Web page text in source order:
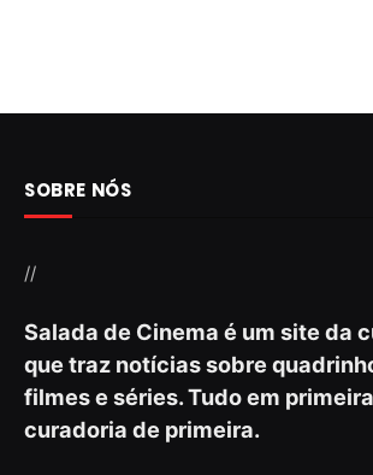
SOBRE NÓS
//
Salada de Cinema é um site da
que traz notícias sobre
filmes e séries. Tudo em
curadoria de primeira.